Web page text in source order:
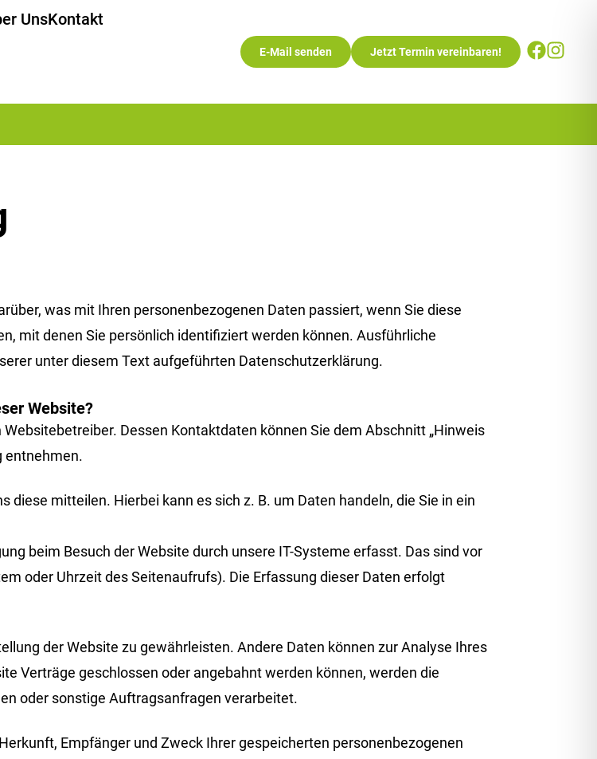
UnsKontakt
E-Mail senden Jetzt Termin vereinbaren!
was mit Ihren personenbezogenen Daten passiert, wenn Sie diese
mit denen Sie persönlich identifiziert werden können. Ausführliche
unter diesem Text aufgeführten Datenschutzerklärung.
Website?
Dessen Kontaktdaten können Sie dem Abschnitt „Hinweis
entnehmen.
diese mitteilen. Hierbei kann es sich z. B. um Daten handeln, die Sie in ein
beim Besuch der Website durch unsere IT-Systeme erfasst. Das sind vor
oder Uhrzeit des Seitenaufrufs). Die Erfassung dieser Daten erfolgt
der Website zu gewährleisten. Andere Daten können zur Analyse Ihres
Verträge geschlossen oder angebahnt werden können, werden die
oder sonstige Auftragsanfragen verarbeitet.
Empfänger und Zweck Ihrer gespeicherten personenbezogenen